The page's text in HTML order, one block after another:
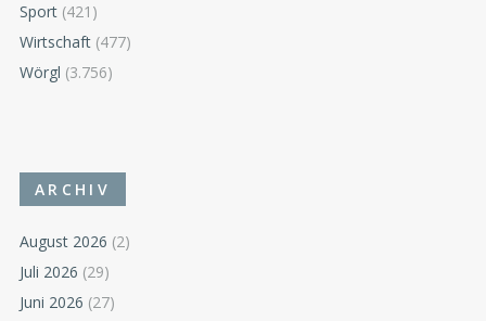
Sport (421)
Wirtschaft (477)
Wörgl (3.756)
ARCHIV
August 2026 (2)
Juli 2026 (29)
Juni 2026 (27)